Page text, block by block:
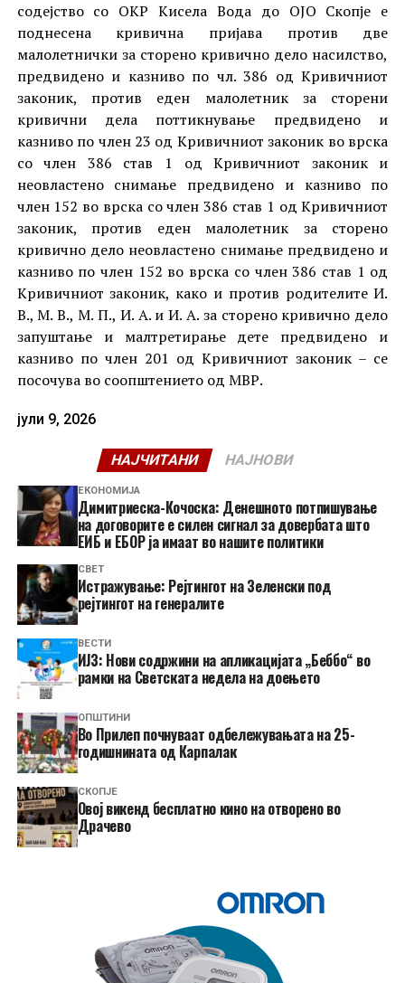
содејство со ОКР Кисела Вода до ОЈО Скопје е
поднесена кривична пријава против две
малолетнички за сторено кривично дело насилство,
предвидено и казниво по чл. 386 од Кривичниот
законик, против еден малолетник за сторени
кривични дела поттикнување предвидено и
казниво по член 23 од Кривичниот законик во врска
со член 386 став 1 од Кривичниот законик и
неовластено снимање предвидено и казниво по
член 152 во врска со член 386 став 1 од Кривичниот
законик, против еден малолетник за сторено
кривично дело неовластено снимање предвидено и
казниво по член 152 во врска со член 386 став 1 од
Кривичниот законик, како и против родителите И.
В., М. В., М. П., И. А. и И. А. за сторено кривично дело
запуштање и малтретирање дете предвидено и
казниво по член 201 од Кривичниот законик – се
посочува во соопштението од МВР.
јули 9, 2026
НАЈЧИТАНИ НАЈНОВИ
ЕКОНОМИЈА
Димитриеска-Кочоска: Денешното потпишување
на договорите е силен сигнал за довербата што
ЕИБ и ЕБОР ја имаат во нашите политики
СВЕТ
Истражување: Рејтингот на Зеленски под
рејтингот на генералите
ВЕСТИ
ИЈЗ: Нови содржини на апликацијата „Беббо“ во
рамки на Светската недела на доењето
ОПШТИНИ
Во Прилеп почнуваат одбележувањата на 25-
годишнината од Карпалак
СКОПЈЕ
​Овој викенд бесплатно кино на отворено во
Драчево